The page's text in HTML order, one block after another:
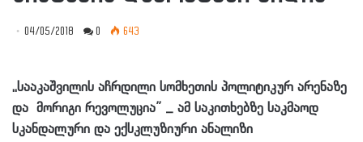
04/05/2018 0 643
,,სააკაშვილის აჩრდილი სომხეთის პოლიტიკურ არენაზე
და მორიგი რევოლუცია” _ ამ საკითხებზე საკმაოდ
სკანდალური და ექსკლუზიური ანალიზი